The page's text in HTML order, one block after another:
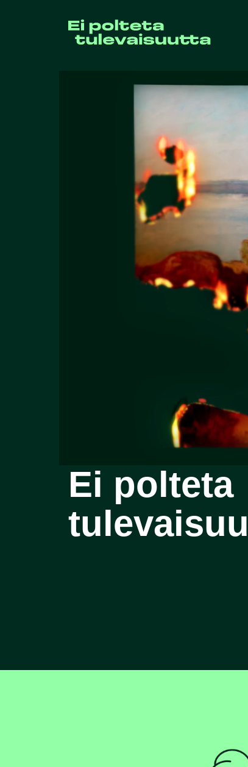
Ei polteta